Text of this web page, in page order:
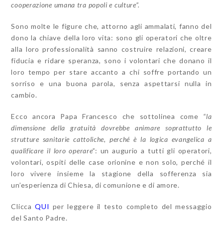
cooperazione umana tra popoli e culture”.
Sono molte le figure che, attorno agli ammalati, fanno del
dono la chiave della loro vita: sono gli operatori che oltre
alla loro professionalità sanno costruire relazioni, creare
fiducia e ridare speranza, sono i volontari che donano il
loro tempo per stare accanto a chi soffre portando un
sorriso e una buona parola, senza aspettarsi nulla in
cambio.
Ecco ancora Papa Francesco che sottolinea come “la
dimensione della gratuità dovrebbe animare soprattutto le
strutture sanitarie cattoliche, perché è la logica evangelica a
qualificare il loro operare”: un augurio a tutti gli operatori,
volontari, ospiti delle case orionine e non solo, perché il
loro vivere insieme la stagione della sofferenza sia
un’esperienza di Chiesa, di comunione e di amore.
CliccaQUI per leggere il testo completo del messaggio
del Santo Padre.